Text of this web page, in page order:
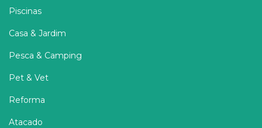
Piscinas
Casa & Jardim
Pesca & Camping
Pet & Vet
Reforma
Atacado